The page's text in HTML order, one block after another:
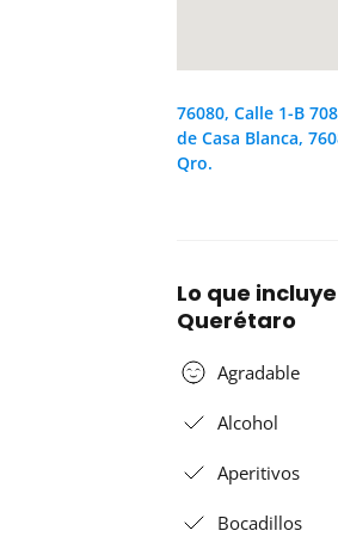
76080, Calle 1-B
de Casa Blanca,
Qro.
Lo que
Querétaro
Agradable
Alcohol
Aperitivos
Bocadillos